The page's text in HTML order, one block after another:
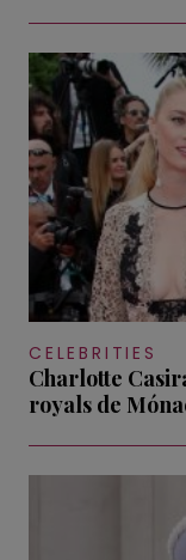
CELEBRITIES
Charlotte
royals de